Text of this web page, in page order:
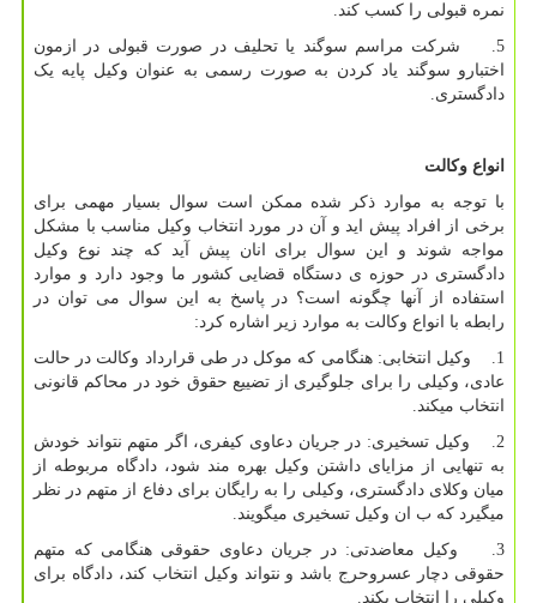
نمره قبولی را کسب کند.
5. شرکت مراسم سوگند یا تحلیف در صورت قبولی در ازمون
اختبارو سوگند یاد کردن به صورت رسمی به عنوان وکیل پایه یک
دادگستری.
انواع وکالت
با توجه به موارد ذکر شده ممکن است سوال بسیار مهمی برای
برخی از افراد پیش اید و آن در مورد انتخاب وکیل مناسب با مشکل
مواجه شوند و این سوال برای انان پیش آید که چند نوع وکیل
دادگستری در حوزه ی دستگاه قضایی کشور ما وجود دارد و موارد
استفاده از آنها چگونه است؟ در پاسخ به این سوال می توان در
رابطه با انواع وکالت به موارد زیر اشاره کرد:
1. وکیل انتخابی: هنگامی که موکل در طی قرارداد وکالت در حالت
عادی، وکیلی را برای جلوگیری از تضییع حقوق خود در محاکم قانونی
انتخاب میکند.
2. وکیل تسخیری: در جریان دعاوی کیفری، اگر متهم نتواند خودش
به تنهایی از مزایای داشتن وکیل بهره مند شود، دادگاه مربوطه از
میان وکلای دادگستری، وکیلی را به رایگان برای دفاع از متهم در نظر
میگیرد که ب ان وکیل تسخیری میگویند.
3. وکیل معاضدتی: در جریان دعاوی حقوقی هنگامی که متهم
حقوقی دچار عسروحرج باشد و نتواند وکیل انتخاب کند، دادگاه برای
وکیلی را انتخاب یکند.